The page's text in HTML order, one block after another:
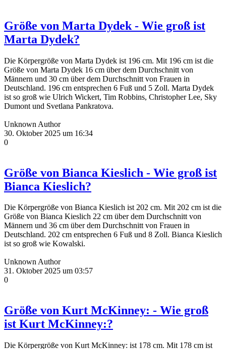
Größe von Marta Dydek - Wie groß ist
Marta Dydek?
Die Körpergröße von Marta Dydek ist 196 cm. Mit 196 cm ist die
Größe von Marta Dydek 16 cm über dem Durchschnitt von
Männern und 30 cm über dem Durchschnitt von Frauen in
Deutschland. 196 cm entsprechen 6 Fuß und 5 Zoll. Marta Dydek
ist so groß wie Ulrich Wickert, Tim Robbins, Christopher Lee, Sky
Dumont und Svetlana Pankratova.
Unknown Author
30. Oktober 2025 um 16:34
0
Größe von Bianca Kieslich - Wie groß ist
Bianca Kieslich?
Die Körpergröße von Bianca Kieslich ist 202 cm. Mit 202 cm ist die
Größe von Bianca Kieslich 22 cm über dem Durchschnitt von
Männern und 36 cm über dem Durchschnitt von Frauen in
Deutschland. 202 cm entsprechen 6 Fuß und 8 Zoll. Bianca Kieslich
ist so groß wie Kowalski.
Unknown Author
31. Oktober 2025 um 03:57
0
Größe von Kurt McKinney: - Wie groß
ist Kurt McKinney:?
Die Körpergröße von Kurt McKinney: ist 178 cm. Mit 178 cm ist